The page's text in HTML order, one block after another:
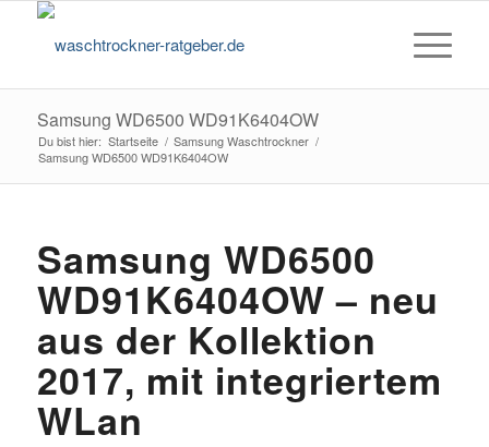
Samsung WD6500 WD91K6404OW
Du bist hier: Startseite / Samsung Waschtrockner /
Samsung WD6500 WD91K6404OW
Samsung WD6500
WD91K6404OW – neu
aus der Kollektion
2017, mit integriertem
WLan